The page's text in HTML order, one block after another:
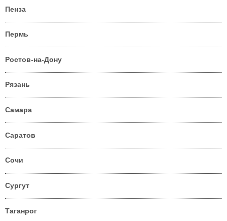
Пенза
Пермь
Ростов-на-Дону
Рязань
Самара
Саратов
Сочи
Сургут
Таганрог